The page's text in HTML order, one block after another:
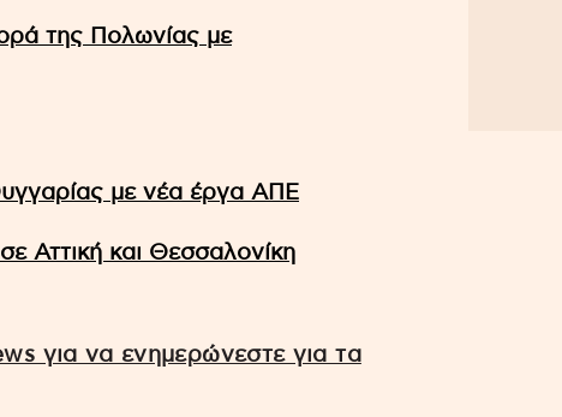
της Πολωνίας με
με νέα έργα ΑΠΕ
Αττική και Θεσσαλονίκη
για να ενημερώνεστε για τα